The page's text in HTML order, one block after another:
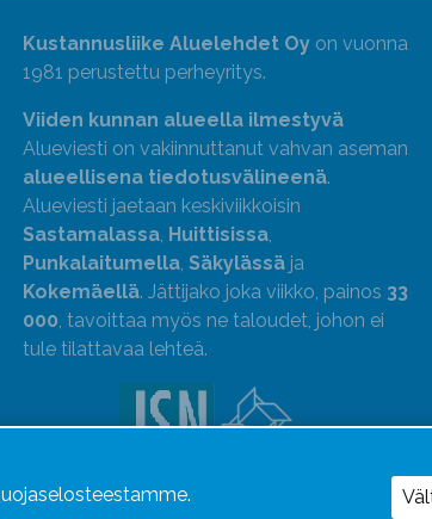
Kustannusliike Aluelehdet Oyon vuonna
1981 perustettu perheyritys.
Viiden kunnan alueella ilmestyvä
Alueviesti on vakiinnuttanut vahvan aseman
alueellisena tiedotusvälineenä.
Alueviesti jaetaan keskiviikkoisin
Sastamalassa, Huittisissa,
Punkalaitumella, Säkylässäja
Kokemäellä. Jättijako joka viikko, painos 33
000, tavoittaa myös ne taloudet, johon ei
tule tilattavaa lehteä.
Uutismedian Liiton jäsen. Noudatamme